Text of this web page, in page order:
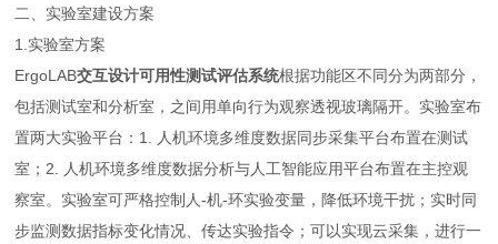
二、实验室建设方案
1. 实验室方案
ErgoLAB交互设计可用性测试评估系统根据功能区不同分为两部分，
包括测试室和分析室，之间用单向行为观察透视玻璃隔开。实验室布
置两大实验平台：1. 人机环境多维度数据同步采集平台布置在测试
室；2. 人机环境多维度数据分析与人工智能应用平台布置在主控观
察室。实验室可严格控制人-机-环实验变量，降低环境干扰；实时同
步监测数据指标变化情况、传达实验指令；可以实现云采集，进行一